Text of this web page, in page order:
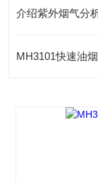
介绍紫外烟气分
MH3101快速油